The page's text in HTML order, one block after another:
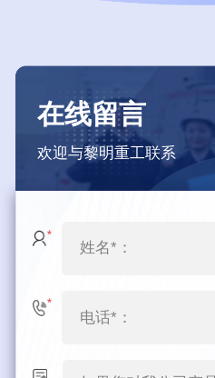
在线留言
欢迎与黎明重工联系